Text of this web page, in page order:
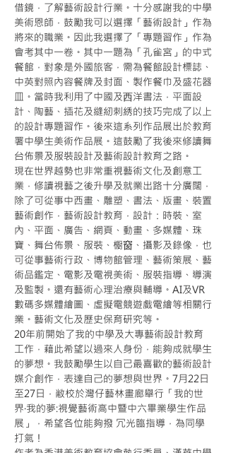
借鏡，了解藝術設計行業。十分感謝我的中學
美術恩師，鼓勵我可以選擇「藝術設計」作為
將來的職業。因此我選擇了「專題習作」作為
會考其中一卷。其中一題為「孔雀宮」的中式
餐館，對象是外國旅客，需為餐館設計標誌、
中英對照內容餐牌及封面、製作餐巾及盛花器
皿。當時我利用了中國及⻄洋書法，平面設
計、陶藝、插花及縫紉刺綉的技巧完成了以上
的設計專題習作。後來這系列作品展出於教育
署中學生美術作品展。這鼓勵了我後來修讀舞
台佈景及服裝設計及藝術設計教育之路。
現在世界越勢也非常重視藝術文化及創意工
業，修讀視藝之後升學及就業出路十分廣闊，
除了可從事中西畫、雕塑、書法、版畫、裝置
藝術創作，藝術設計教育，設計：時裝、室
內、平面、廣告、網頁、動畫、多媒體、珠
寶、舞台佈景、服裝、櫉𥦬、攝影及錄像，也
可從事藝術行政、博物館管理、藝術策展、藝
術品鑑定、電影及電視美術、服裝指導、導演
及監製。還有藝術心理治療與輔導。AI及VR
數碼多媒體繪圖、虛擬電競遊戲電繪等相關行
業。藝術文化及歷史保育硏究等。
20年前開始了我的中學及大專藝術設計教育
工作，藉此希望以過來人身份，能夠成就學生
的夢想。我鼓勵學生以自己最喜歡的藝術設計
媒介創作，表達自己的夢想與世界。7月22日
至27日，敝校於灣仔藝林畫廊舉行「我的世
界·我的夢:視覺藝術高中暨中六畢業學生作品
展」，希望各位能夠撥 冗光臨指導，為同學
打氣！